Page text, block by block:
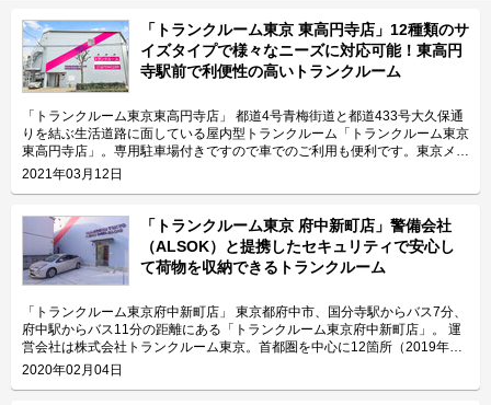
「トランクルーム東京 東高円寺店」12種類のサ
イズタイプで様々なニーズに対応可能！東高円
寺駅前で利便性の高いトランクルーム
「トランクルーム東京東高円寺店」 都道4号青梅街道と都道433号大久保通
りを結ぶ生活道路に面している屋内型トランクルーム「トランクルーム東京
東高円寺店」。専用駐車場付きですので車でのご利用も便利です。東京メト
ロ丸ノ内線東高円寺駅からも徒歩3分でアクセス可能と便利な立地にありま
「トランクルーム東京」の運営会社です。 今回は、株式会社トランクルー
ム東京が運営している「トランクルーム東京東高円寺店」の特長や利用用途
などをご紹介します。 「トランクルーム東京東高円寺店」の特長を教えて
ください。 「トランクルーム東京東高円寺店」は最寄り駅の東高円寺駅か
好立地のトランクルーム専用施設です。外観にはトランクルーム東京のブラ
ンドカラー「マゼンタカラー」を採用するなど、親しみやすく、明るく安心
できる綺麗な環境をコンセプトに施設を開発しておりますので、女性でも気
軽にご利用頂けます。「トランクルーム東京東高円寺店」では施設利用者様
専用の駐車場から台車で収納物を運搬できますので、お荷物の搬入出も簡単
2021年03月12日
「トランクルーム東京 府中新町店」警備会社
（ALSOK）と提携したセキュリティで安心し
て荷物を収納できるトランクルーム
「トランクルーム東京府中新町店」 東京都府中市、国分寺駅からバス7分、
府中駅からバス11分の距離にある「トランクルーム東京府中新町店」。 運
営会社は株式会社トランクルーム東京。首都圏を中心に12箇所（2019年11
月現在）のトランクルームを運営し、契約時や契約後も安心してご利用でき
2020年02月04日